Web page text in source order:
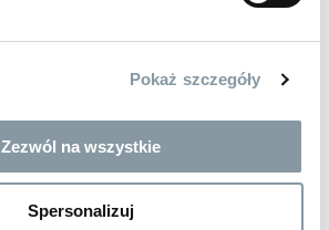
Pokaż szczegóły
Zezwól na wszystkie
Spersonalizuj